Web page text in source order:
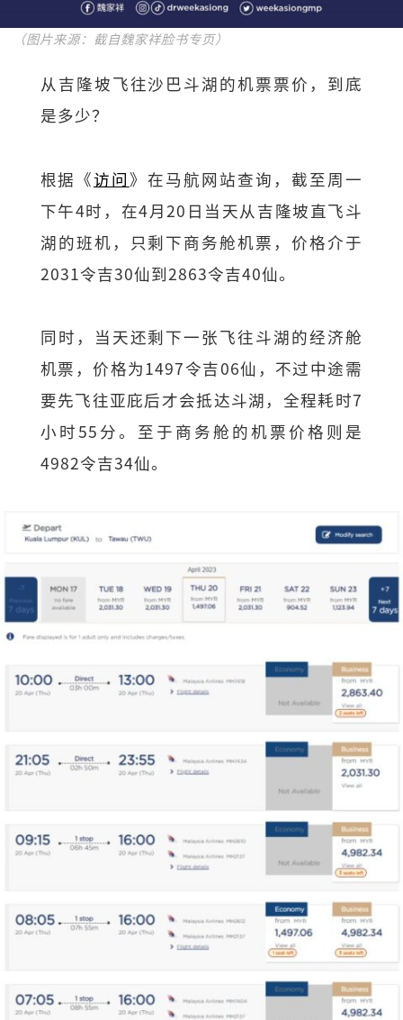
（图片来源：截自魏家祥脸书专页）
从吉隆坡飞往沙巴斗湖的机票票价，到底
是多少？
根据《访问》在马航网站查询，截至周一
下午4时，在4月20日当天从吉隆坡直飞斗
湖的班机，只剩下商务舱机票，价格介于
2031令吉30仙到2863令吉40仙。
同时，当天还剩下一张飞往斗湖的经济舱
机票，价格为1497令吉06仙，不过中途需
要先飞往亚庇后才会抵达斗湖，全程耗时7
小时55分。至于商务舱的机票价格则是
4982令吉34仙。